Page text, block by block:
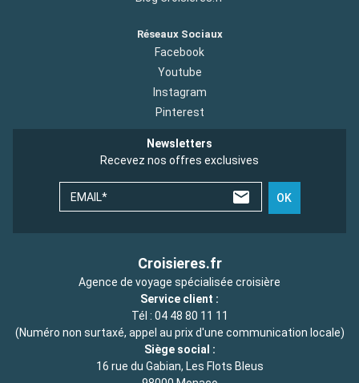
Réseaux Sociaux
Facebook
Youtube
Instagram
Pinterest
Newsletters
Recevez nos offres exclusives
EMAIL* OK
Croisieres.fr
Agence de voyage spécialisée croisière
Service client :
Tél : 04 48 80 11 11
(Numéro non surtaxé, appel au prix d'une communication locale)
Siège social :
16 rue du Gabian, Les Flots Bleus